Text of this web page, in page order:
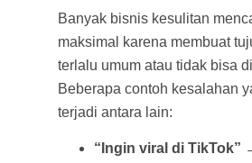
Banyak bisnis kesulitan
maksimal karena membuat
terlalu umum atau tidak bisa
Beberapa contoh kesalahan
terjadi antara lain:
“Ingin viral di TikTok”